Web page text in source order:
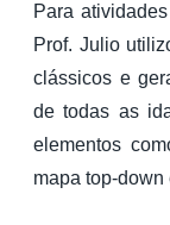
Para
Prof. Julio
clássicos e
de todas as
elementos
mapa top-down